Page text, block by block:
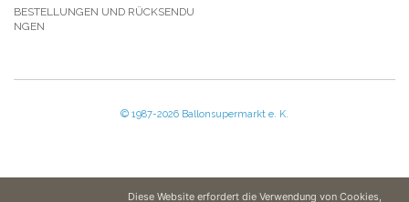
BESTELLUNGEN UND RÜCKSENDU
NGEN
© 1987-2026 Ballonsupermarkt e. K.
Diese Website erfordert die Verwendung von Cookies,